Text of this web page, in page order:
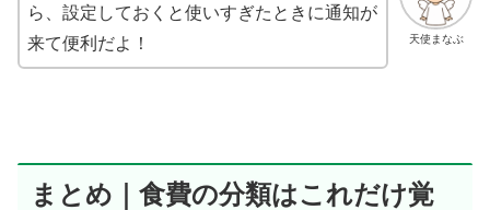
天使まなぶ
ら、設定しておくと使いすぎたときに通知が
来て便利だよ！
まとめ｜食費の分類はこれだけ覚